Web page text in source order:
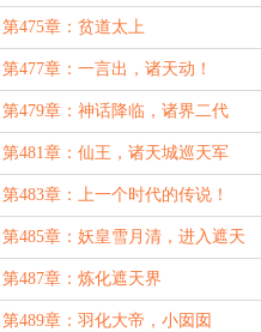
第475章：贫道太上
第477章：一言出，诸天动！
第479章：神话降临，诸界二代
第481章：仙王，诸天城巡天军
第483章：上一个时代的传说！
第485章：妖皇雪月清，进入遮天
界
第487章：炼化遮天界
第489章：羽化大帝，小囡囡